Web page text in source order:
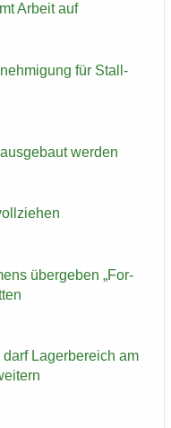
Ar­beit auf
für Stall­
wer­den
über­ge­ben „For­
La­ger­be­reich am